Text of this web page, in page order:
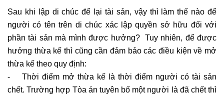
Sau khi lập di chúc để lại tài sản, vậy thì làm thế nào để
người có tên trên di chúc xác lập quyền sở hữu đối với
phần tài sản mà mình được hưởng? Tuy nhiên, để được
hưởng thừa kế thì cũng cần đảm bảo các điều kiện về mở
thừa kế theo quy định:
- Thời điểm mở thừa kế là thời điểm người có tài sản
chết. Trường hợp Tòa án tuyên bố một người là đã chết thì